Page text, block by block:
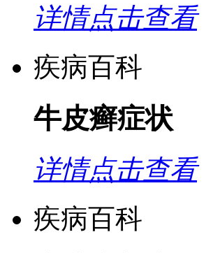
详情点击查看
疾病百科
牛皮癣症状
详情点击查看
疾病百科